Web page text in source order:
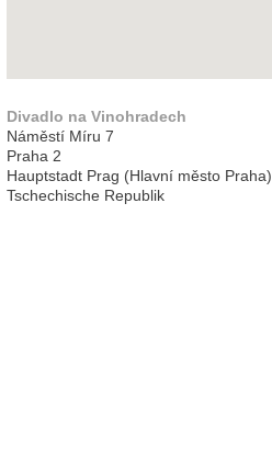
Divadlo na Vinohradech
Náměstí Míru 7
Praha 2
Hauptstadt Prag (Hlavní město Praha)
Tschechische Republik